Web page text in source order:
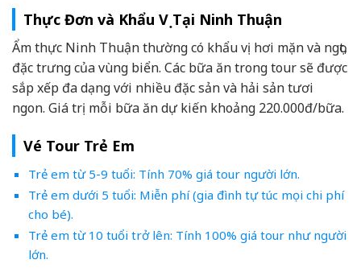
Thực Đơn và Khẩu Vị Tại Ninh Thuận
Ẩm thực Ninh Thuận thường có khẩu vị hơi mặn và ngọt,
đặc trưng của vùng biển. Các bữa ăn trong tour sẽ được
sắp xếp đa dạng với nhiều đặc sản và hải sản tươi
ngon. Giá trị mỗi bữa ăn dự kiến khoảng 220.000đ/bữa.
Vé Tour Trẻ Em
Trẻ em từ 5-9 tuổi: Tính 70% giá tour người lớn.
Trẻ em dưới 5 tuổi: Miễn phí (gia đình tự túc mọi chi phí
cho bé).
Trẻ em từ 10 tuổi trở lên: Tính 100% giá tour như người
lớn.